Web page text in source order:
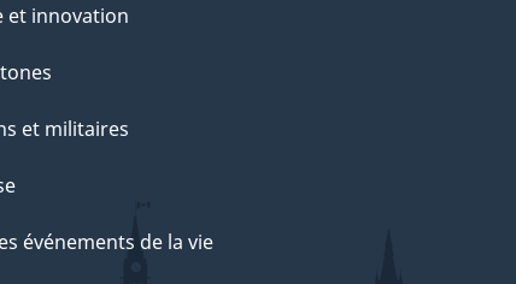
et innovation
et militaires
événements de la vie